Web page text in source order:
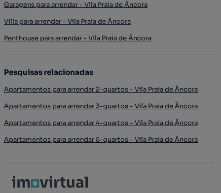
Garagens para arrendar - Vila Praia de Âncora
Villa para arrendar - Vila Praia de Âncora
Penthouse para arrendar - Vila Praia de Âncora
Pesquisas relacionadas
Apartamentos para arrendar 2-quartos - Vila Praia de Âncora
Apartamentos para arrendar 3-quartos - Vila Praia de Âncora
Apartamentos para arrendar 4-quartos - Vila Praia de Âncora
Apartamentos para arrendar 5-quartos - Vila Praia de Âncora